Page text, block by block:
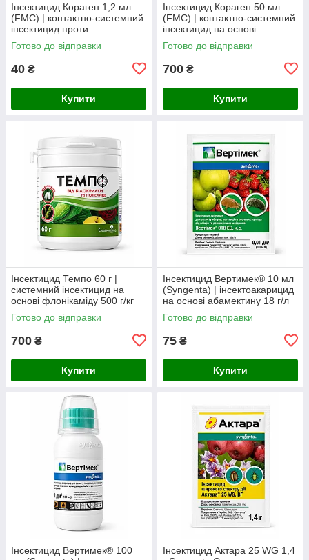
Інсектицид Кораген 1,2 мл
(FMC) | контактно-системний
інсектицид проти
колорадського жука,
плодожерок, листовійок і
Готово до відправки
40 ₴
Купити
Інсектицид Кораген 50 мл
(FMC) | контактно-системний
інсектицид на основі
хлорантраніліпролу проти
лускокрилих шкідників
Готово до відправки
700 ₴
Купити
Інсектицид Темпо 60 г |
системний інсектицид на
основі флонікаміду 500 г/кг
проти попелиці, білокрилки,
трипсів та щитівок
Готово до відправки
700 ₴
Купити
Інсектицид Вертимек® 10 мл
(Syngenta) | інсектоакарицид
на основі абамектину 18 г/л
від кліщів, трипсів та мінерів
Готово до відправки
75 ₴
Купити
Інсектицид Вертимек® 100
Інсектицид Актара 25 WG 1,4